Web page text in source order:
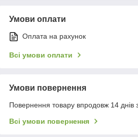
Умови оплати
Оплата на рахунок
Всі умови оплати
Умови повернення
Повернення товару впродовж 14 днів
Всі умови повернення